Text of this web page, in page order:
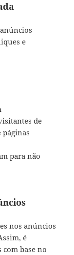
e
de
páginas
para não
nos anúncios
é
base no